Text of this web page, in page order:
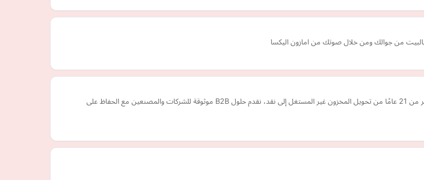
من جوالك ومن خلال صوتك من امازون اليكسا
نشتري الأسهم الراكدة في الإمارات ودول مجلس التعاون الخليجي. مع أكثر من 21 عامًا من تحويل المخزون غير المستغل إلى نقد، نقدم حلول B2B موثوقة للشركات والمصنعين مع الحفاظ على